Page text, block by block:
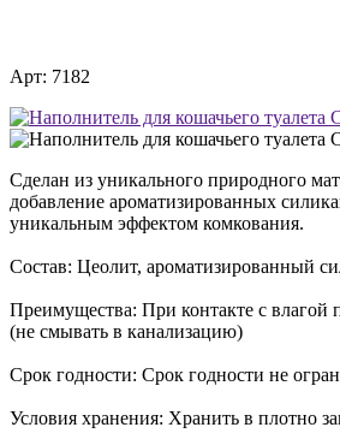
Арт: 7182
Сделан из уникального природного
добавление ароматизированных
уникальным эффектом комкования.
Состав: Цеолит, ароматизированный
Преимущества: При контакте с влагой
(не смывать в канализацию)
Срок годности: Срок годности не
Условия хранения: Хранить в плотно